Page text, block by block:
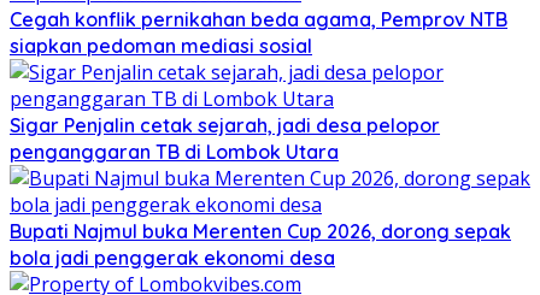
Cegah konflik pernikahan beda agama, Pemprov NTB
siapkan pedoman mediasi sosial
Sigar Penjalin cetak sejarah, jadi desa pelopor
penganggaran TB di Lombok Utara
Bupati Najmul buka Merenten Cup 2026, dorong sepak
bola jadi penggerak ekonomi desa